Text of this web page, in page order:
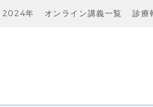
2024年 オンライン講義一覧 診療